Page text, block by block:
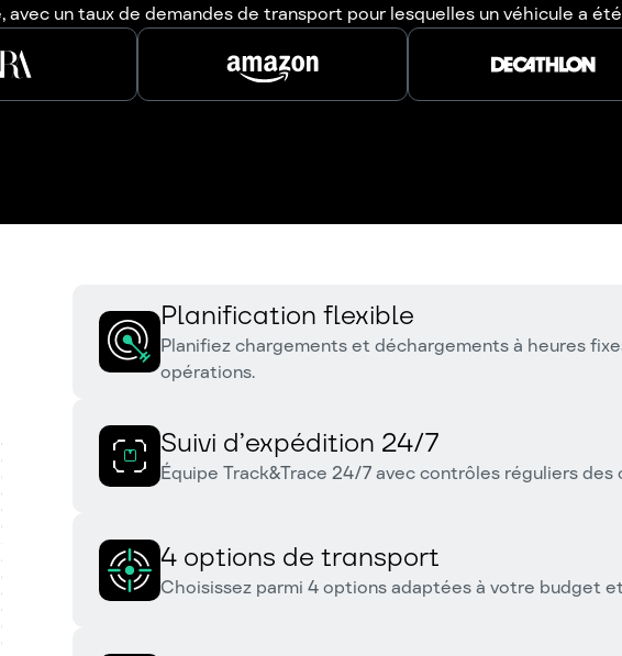
un taux de demandes de transport pour lesquelles un véhicule a
Planification flexible
Planifiez chargements et déchargements à heures
opérations.
Suivi d’expédition 24/7
Équipe Track&Trace 24/7 avec contrôles réguliers des
4 options de transport
Choisissez parmi 4 options adaptées à votre budget